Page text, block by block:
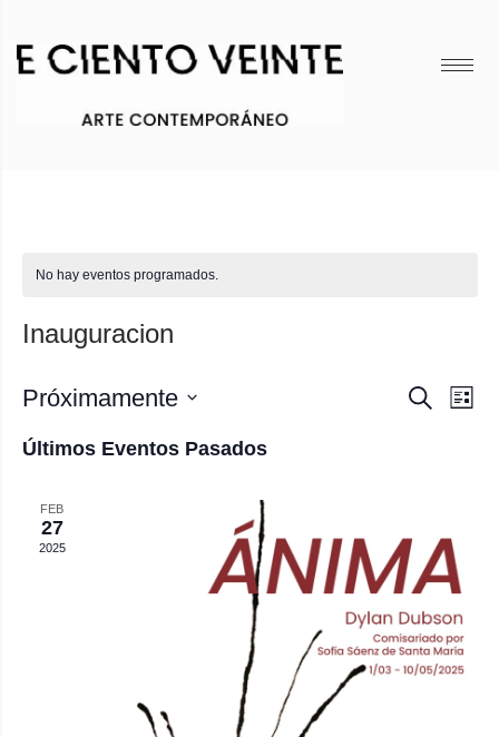
No hay eventos programados.
Inauguracion
y
de
Buscar
Lista
Próximamente
fecha.
Últimos Eventos Pasados
FEB
27
2025